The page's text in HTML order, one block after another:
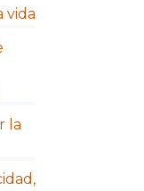
vida
la